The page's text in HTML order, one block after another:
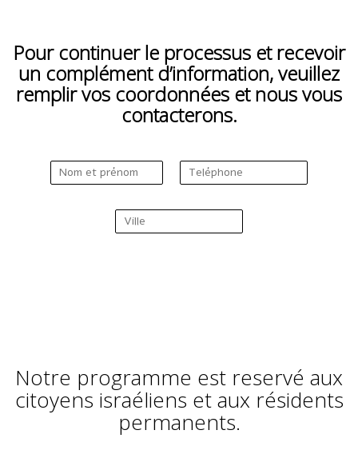
Pour continuer le processus et recevoir
un complément d’information, veuillez
remplir vos coordonnées et nous vous
contacterons.
Notre programme est reservé aux
citoyens israéliens et aux résidents
permanents.